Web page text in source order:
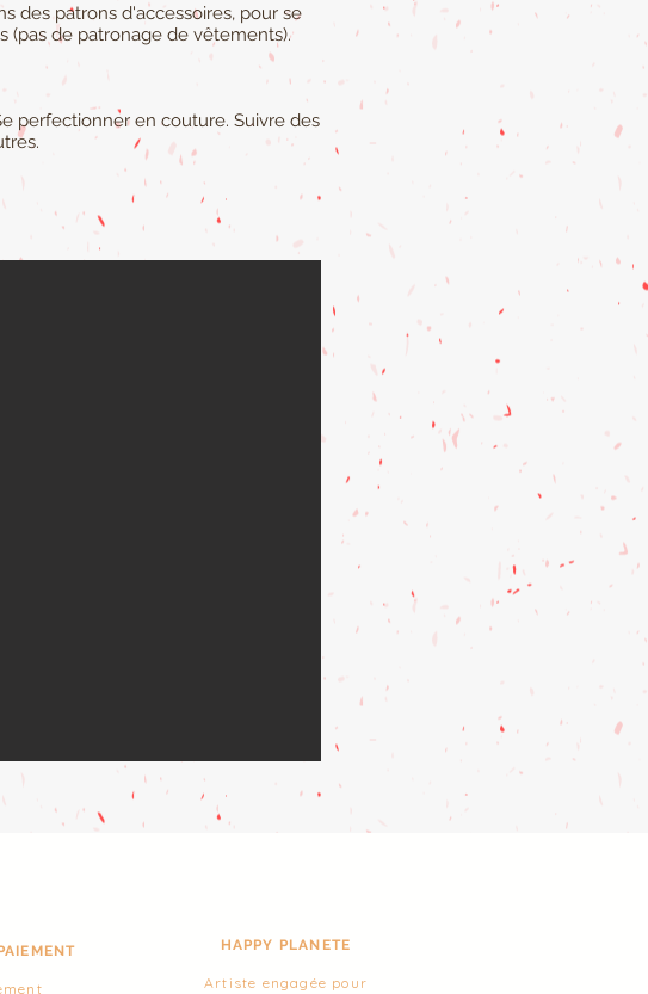
des patrons d'accessoires, pour se
(pas de patronage de vêtements).
perfectionner en couture. Suivre des
HAPPY PLANETE
Artiste engagée pour